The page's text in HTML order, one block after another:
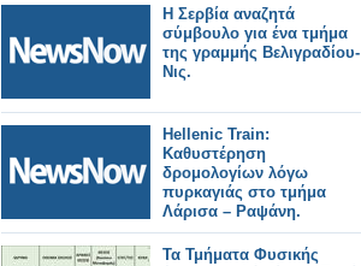
Η Σερβία αναζητά
σύμβουλο για ένα τμήμα
της γραμμής Βελιγραδίου-
Νις.
Hellenic Train:
Καθυστέρηση
δρομολογίων λόγω
πυρκαγιάς στο τμήμα
Λάρισα – Ραψάνη.
Τα Τμήματα Φυσικής